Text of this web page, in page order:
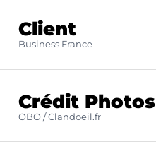
Client
Business France
Crédit Photos
OBO / Clandoeil.fr